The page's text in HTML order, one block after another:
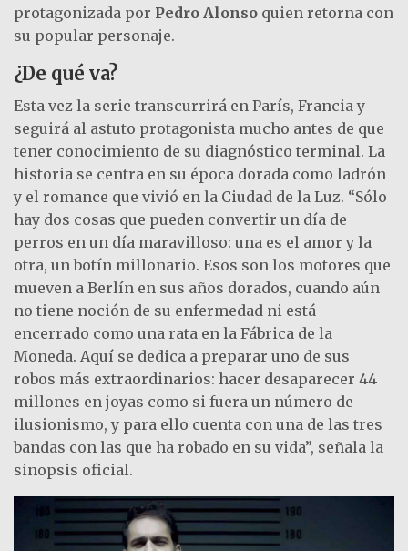
protagonizada por Pedro Alonso quien retorna con
su popular personaje.
¿De qué va?
Esta vez la serie transcurrirá en París, Francia y
seguirá al astuto protagonista mucho antes de que
tener conocimiento de su diagnóstico terminal. La
historia se centra en su época dorada como ladrón
y el romance que vivió en la Ciudad de la Luz. “Sólo
hay dos cosas que pueden convertir un día de
perros en un día maravilloso: una es el amor y la
otra, un botín millonario. Esos son los motores que
mueven a Berlín en sus años dorados, cuando aún
no tiene noción de su enfermedad ni está
encerrado como una rata en la Fábrica de la
Moneda. Aquí se dedica a preparar uno de sus
robos más extraordinarios: hacer desaparecer 44
millones en joyas como si fuera un número de
ilusionismo, y para ello cuenta con una de las tres
bandas con las que ha robado en su vida”, señala la
sinopsis oficial.